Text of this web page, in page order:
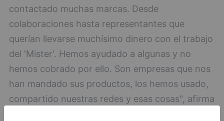
contactado muchas marcas. Desde
colaboraciones hasta representantes que
querían llevarse muchísimo dinero con el trabajo
del 'Mister'. Hemos ayudado a algunas y no
hemos cobrado por ello. Son empresas que nos
han mandado sus productos, los hemos usado,
compartido nuestras redes y esas cosas", afirma